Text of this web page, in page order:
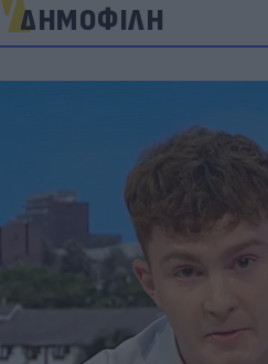
ΔΗΜΟΦΙΛΗ